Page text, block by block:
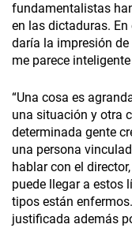
fundamentalistas
en las dictaduras.
daría la impresión
me parece inteligente
“Una cosa es
una situación y otra
determinada gente
una persona
hablar con el
puede llegar a estos
tipos están
justificada además